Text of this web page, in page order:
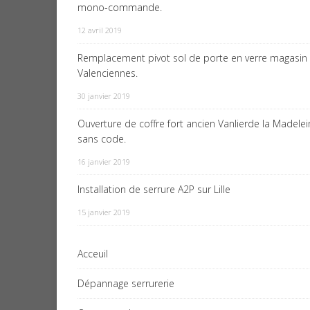
mono-commande.
12 avril 2019
Remplacement pivot sol de porte en verre magasin
Valenciennes.
30 janvier 2019
Ouverture de coffre fort ancien Vanlierde la
sans code.
16 janvier 2019
Installation de serrure A2P sur Lille
15 janvier 2019
Acceuil
Dépannage serrurerie